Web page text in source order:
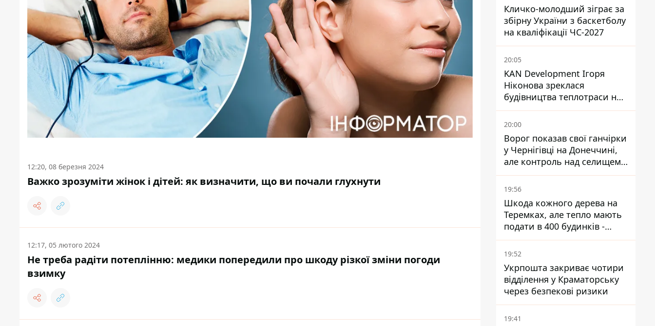
12:20, 08 березня 2024
Важко зрозуміти жінок і дітей: як визначити, що ви почали глухнути
12:17, 05 лютого 2024
Не треба радіти потеплінню: медики попередили про шкоду різкої зміни погоди
взимку
Кличко-молодший зіграє за
збірну України з баскетболу
на кваліфікації ЧС-2027
20:05
KAN Development Ігоря
Ніконова зреклася
будівництва теплотраси на
Теремках
20:00
Ворог показав свої ганчірки
у Чернігівці на Донеччині,
але контроль над селищем
не підтверджений
19:56
Шкода кожного дерева на
Теремках, але тепло мають
подати в 400 будинків -
депутатка Київради
19:52
Укрпошта закриває чотири
відділення у Краматорську
через безпекові ризики
19:41